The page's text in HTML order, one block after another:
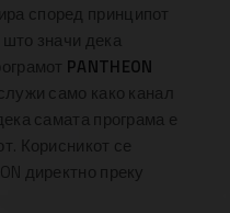
според принципот
што значи дека
PANTHEON
само како канал
самата програма е
Корисникот се
директно преку